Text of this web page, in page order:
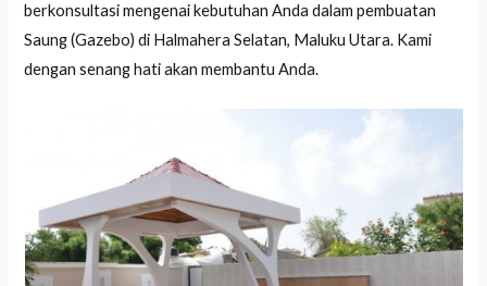
berkonsultasi mengenai kebutuhan Anda dalam pembuatan
Saung (Gazebo) di Halmahera Selatan, Maluku Utara. Kami
dengan senang hati akan membantu Anda.